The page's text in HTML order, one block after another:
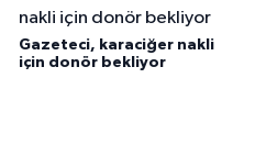
Gazeteci, karaciğer nakli
için donör bekliyor